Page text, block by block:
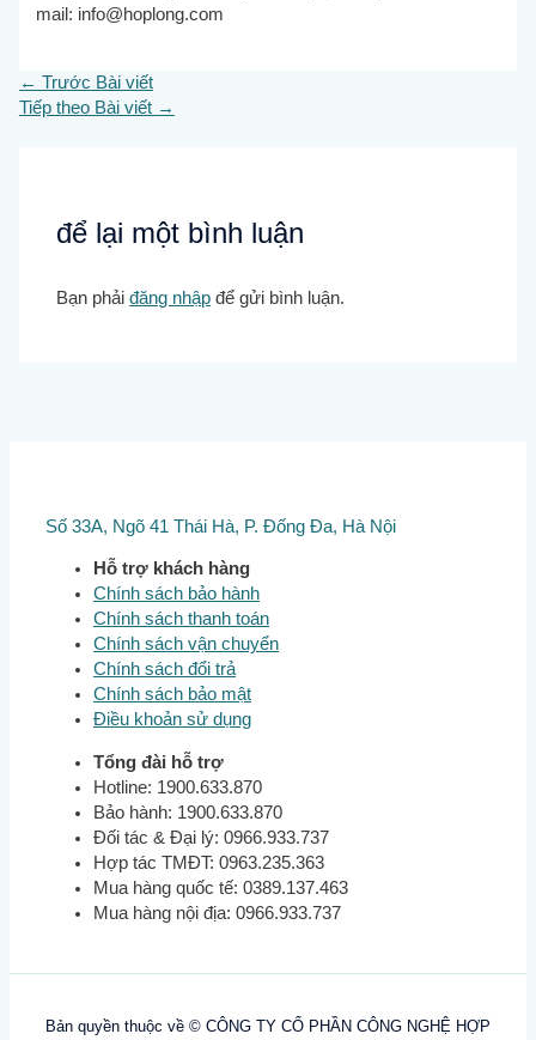
mail: info@hoplong.com
← Trước Bài viết
Tiếp theo Bài viết →
để lại một bình luận
Bạn phảiđăng nhập để gửi bình luận.
Số 33A, Ngõ 41 Thái Hà, P. Đống Đa, Hà Nội
Hỗ trợ khách hàng
Chính sách bảo hành
Chính sách thanh toán
Chính sách vận chuyển
Chính sách đổi trả
Chính sách bảo mật
Điều khoản sử dụng
Tổng đài hỗ trợ
Hotline: 1900.633.870
Bảo hành: 1900.633.870
Đối tác & Đại lý: 0966.933.737
Hợp tác TMĐT: 0963.235.363
Mua hàng quốc tế: 0389.137.463
Mua hàng nội địa: 0966.933.737
Bản quyền thuộc về © CÔNG TY CỔ PHẦN CÔNG NGHỆ HỢP